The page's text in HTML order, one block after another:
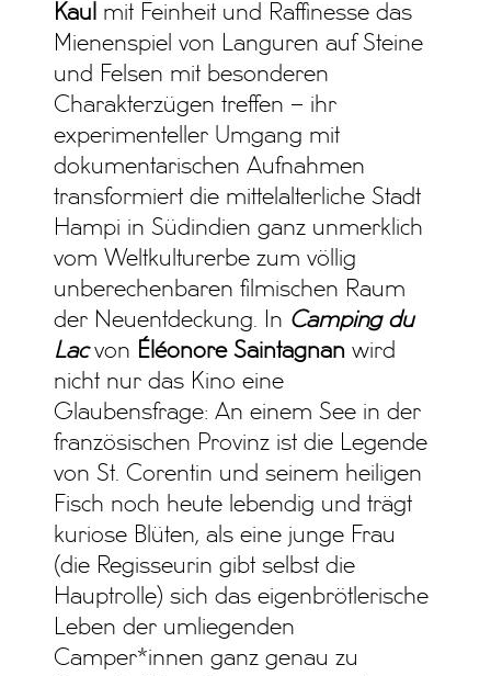
Kaul mit Feinheit und Raffinesse das
Mienenspiel von Languren auf Steine
und Felsen mit besonderen
Charakterzügen treffen – ihr
experimenteller Umgang mit
dokumentarischen Aufnahmen
transformiert die mittelalterliche Stadt
Hampi in Südindien ganz unmerklich
vom Weltkulturerbe zum völlig
unberechenbaren filmischen Raum
der Neuentdeckung. In Camping du
Lacvon Éléonore Saintagnan wird
nicht nur das Kino eine
Glaubensfrage: An einem See in der
französischen Provinz ist die Legende
von St. Corentin und seinem heiligen
Fisch noch heute lebendig und trägt
kuriose Blüten, als eine junge Frau
(die Regisseurin gibt selbst die
Hauptrolle) sich das eigenbrötlerische
Leben der umliegenden
Camper*innen ganz genau zu